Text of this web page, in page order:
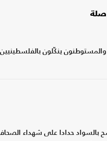
صلة
ينكّلون
تتشح بالسواد حدادا على شهداء